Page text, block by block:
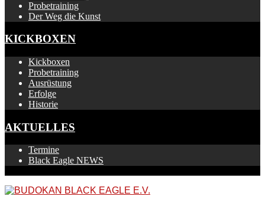
Probetraining
Der Weg die Kunst
KICKBOXEN
Kickboxen
Probetraining
Ausrüstung
Erfolge
Historie
AKTUELLES
Termine
Black Eagle NEWS